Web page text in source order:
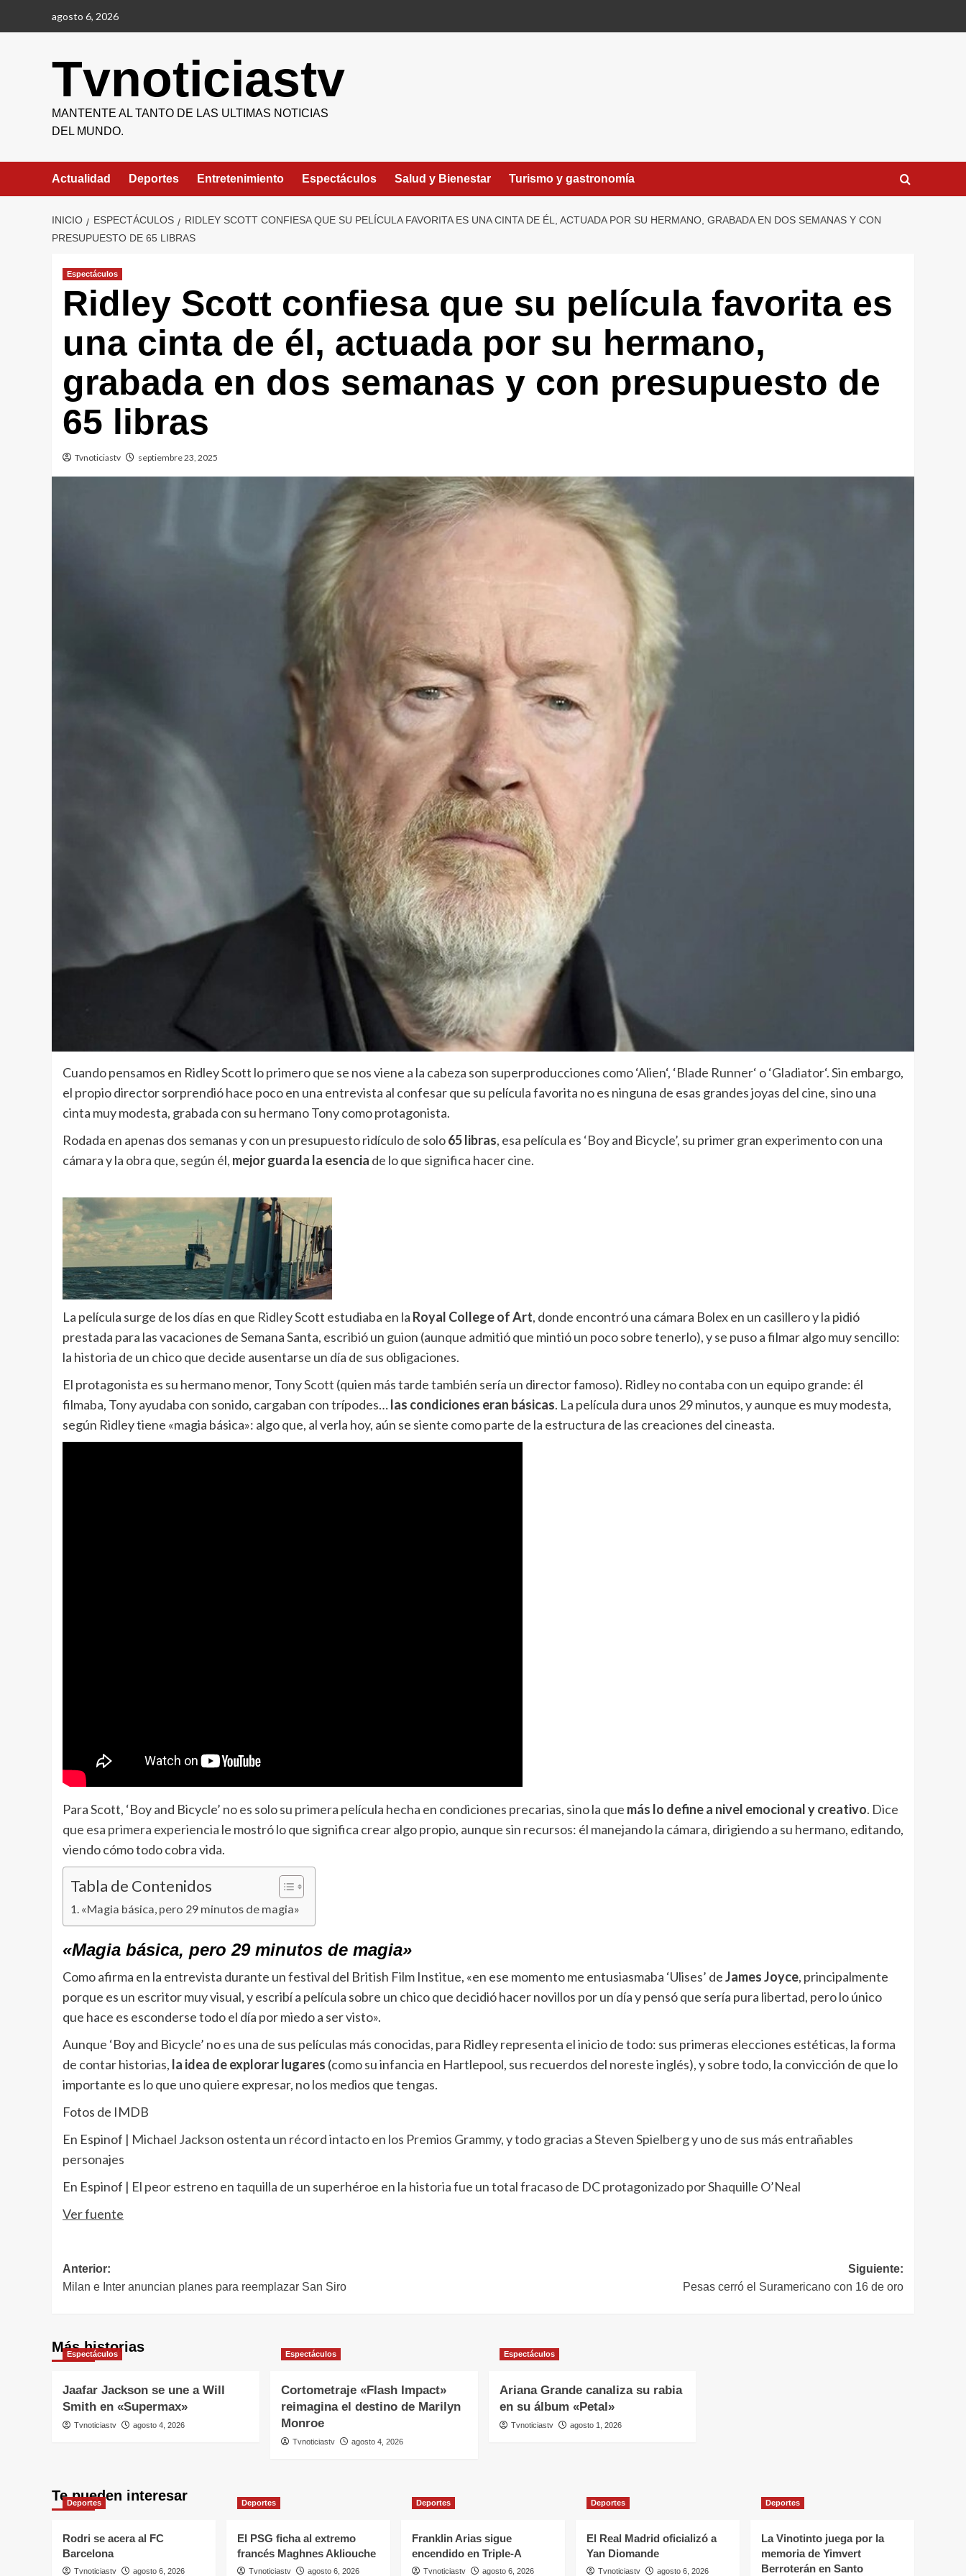
agosto 6, 2026
Tvnoticiastv
MANTENTE AL TANTO DE LAS ULTIMAS NOTICIAS
DEL MUNDO.
Actualidad Deportes Entretenimiento Espectáculos Salud y Bienestar Turismo y gastronomía
INICIO ESPECTÁCULOS
RIDLEY SCOTT CONFIESA QUE SU PELÍCULA FAVORITA ES UNA CINTA DE ÉL, ACTUADA POR SU HERMANO, GRABADA EN DOS SEMANAS Y CON
PRESUPUESTO DE 65 LIBRAS
Espectáculos
Ridley Scott confiesa que su película favorita es
una cinta de él, actuada por su hermano,
grabada en dos semanas y con presupuesto de
65 libras
Tvnoticiastv septiembre 23, 2025
Cuando pensamos en Ridley Scott lo primero que se nos viene a la cabeza son superproducciones como ‘Alien‘, ‘Blade Runner‘ o ‘Gladiator‘. Sin embargo,
el propio director sorprendió hace poco en una entrevista al confesar que su película favorita no es ninguna de esas grandes joyas del cine, sino una
cinta muy modesta, grabada con su hermano Tony como protagonista.
Rodada en apenas dos semanas y con un presupuesto ridículo de solo65 libras, esa película es ‘Boy and Bicycle’, su primer gran experimento con una
cámara y la obra que, según él, mejor guarda la esencia de lo que significa hacer cine.
La película surge de los días en que Ridley Scott estudiaba en la Royal College of Art, donde encontró una cámara Bolex en un casillero y la pidió
prestada para las vacaciones de Semana Santa, escribió un guion (aunque admitió que mintió un poco sobre tenerlo), y se puso a filmar algo muy sencillo:
la historia de un chico que decide ausentarse un día de sus obligaciones.
El protagonista es su hermano menor, Tony Scott (quien más tarde también sería un director famoso). Ridley no contaba con un equipo grande: él
filmaba, Tony ayudaba con sonido, cargaban con trípodes…las condiciones eran básicas. La película dura unos 29 minutos, y aunque es muy modesta,
según Ridley tiene «magia básica»: algo que, al verla hoy, aún se siente como parte de la estructura de las creaciones del cineasta.
Para Scott, ‘Boy and Bicycle’ no es solo su primera película hecha en condiciones precarias, sino la que más lo define a nivel emocional y creativo. Dice
que esa primera experiencia le mostró lo que significa crear algo propio, aunque sin recursos: él manejando la cámara, dirigiendo a su hermano, editando,
viendo cómo todo cobra vida.
Tabla de Contenidos
«Magia básica, pero 29 minutos de magia»
«Magia básica, pero 29 minutos de magia»
Como afirma en la entrevista durante un festival del British Film Institue, «en ese momento me entusiasmaba ‘Ulises’ deJames Joyce, principalmente
porque es un escritor muy visual, y escribí a película sobre un chico que decidió hacer novillos por un día y pensó que sería pura libertad, pero lo único
que hace es esconderse todo el día por miedo a ser visto».
Aunque ‘Boy and Bicycle’ no es una de sus películas más conocidas, para Ridley representa el inicio de todo: sus primeras elecciones estéticas, la forma
de contar historias, la idea de explorar lugares (como su infancia en Hartlepool, sus recuerdos del noreste inglés), y sobre todo, la convicción de que lo
importante es lo que uno quiere expresar, no los medios que tengas.
Fotos de IMDB
En Espinof | Michael Jackson ostenta un récord intacto en los Premios Grammy, y todo gracias a Steven Spielberg y uno de sus más entrañables
personajes
En Espinof | El peor estreno en taquilla de un superhéroe en la historia fue un total fracaso de DC protagonizado por Shaquille O’Neal
Ver fuente
Navegación
de
Anterior:
Milan e Inter anuncian planes para reemplazar San Siro
Siguiente:
Pesas cerró el Suramericano con 16 de oro
Más historias
Espectáculos
Jaafar Jackson se une a Will
Smith en «Supermax»
Tvnoticiastv agosto 4, 2026
Espectáculos
Cortometraje «Flash Impact»
reimagina el destino de Marilyn
Monroe
Tvnoticiastv agosto 4, 2026
Espectáculos
Ariana Grande canaliza su rabia
en su álbum «Petal»
Tvnoticiastv agosto 1, 2026
Te pueden interesar
Deportes
Rodri se acera al FC
Barcelona
Tvnoticiastv agosto 6, 2026
Deportes
El PSG ficha al extremo
francés Maghnes Akliouche
Tvnoticiastv agosto 6, 2026
Deportes
Franklin Arias sigue
encendido en Triple-A
Tvnoticiastv agosto 6, 2026
Deportes
El Real Madrid oficializó a
Yan Diomande
Tvnoticiastv agosto 6, 2026
Deportes
La Vinotinto juega por la
memoria de Yimvert
Berroterán en Santo